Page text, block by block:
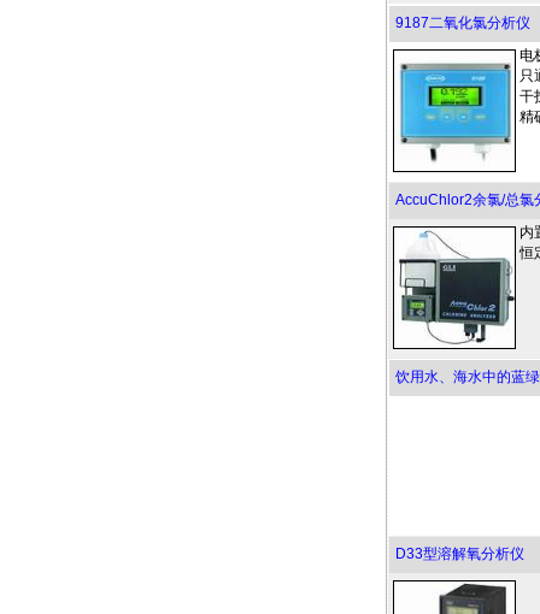
9187二氧化氯分析仪
电
只
干
精
AccuChlor2余氯/总氯
内
恒
饮用水、海水中的蓝
D33型溶解氧分析仪